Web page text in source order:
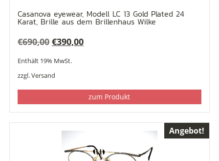
Casanova eyewear, Modell LC 13 Gold Plated 24
Karat, Brille aus dem Brillenhaus Wilke
€690,00 Ursprünglicher
Preis
war:
€390,00Aktueller
Enthält 19% MwSt.
zzgl.Versand
zum Produkt
Angebot!